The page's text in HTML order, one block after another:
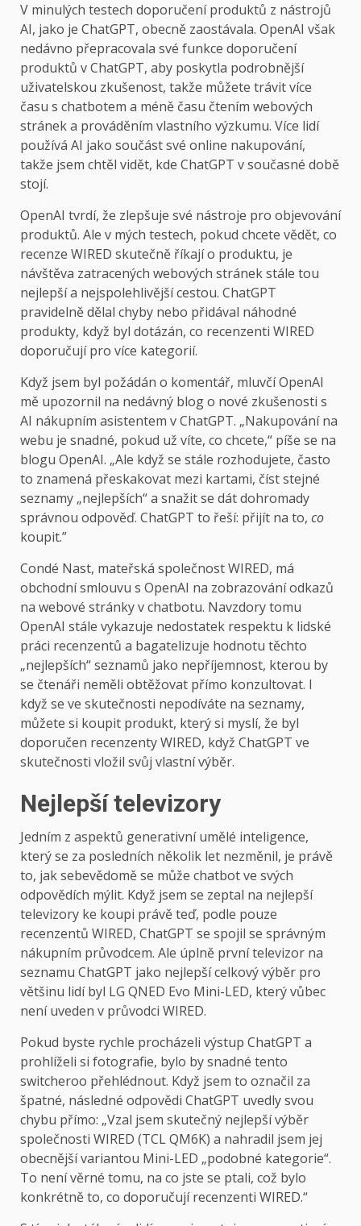
V minulých testech doporučení produktů z nástrojů
AI, jako je ChatGPT, obecně zaostávala. OpenAI však
nedávno přepracovala své funkce doporučení
produktů v ChatGPT, aby poskytla podrobnější
uživatelskou zkušenost, takže můžete trávit více
času s chatbotem a méně času čtením webových
stránek a prováděním vlastního výzkumu. Více lidí
používá AI jako součást své online nakupování,
takže jsem chtěl vidět, kde ChatGPT v současné době
stojí.
OpenAI tvrdí, že zlepšuje své nástroje pro objevování
produktů. Ale v mých testech, pokud chcete vědět, co
recenze WIRED skutečně říkají o produktu, je
návštěva zatracených webových stránek stále tou
nejlepší a nejspolehlivější cestou. ChatGPT
pravidelně dělal chyby nebo přidával náhodné
produkty, když byl dotázán, co recenzenti WIRED
doporučují pro více kategorií.
Když jsem byl požádán o komentář, mluvčí OpenAI
mě upozornil na nedávný blog o nové zkušenosti s
AI nákupním asistentem v ChatGPT. „Nakupování na
webu je snadné, pokud už víte, co chcete,“ píše se na
blogu OpenAI. „Ale když se stále rozhodujete, často
to znamená přeskakovat mezi kartami, číst stejné
seznamy „nejlepších“ a snažit se dát dohromady
správnou odpověď. ChatGPT to řeší: přijít na to, co
koupit.”
Condé Nast, mateřská společnost WIRED, má
obchodní smlouvu s OpenAI na zobrazování odkazů
na webové stránky v chatbotu. Navzdory tomu
OpenAI stále vykazuje nedostatek respektu k lidské
práci recenzentů a bagatelizuje hodnotu těchto
„nejlepších“ seznamů jako nepříjemnost, kterou by
se čtenáři neměli obtěžovat přímo konzultovat. I
když se ve skutečnosti nepodíváte na seznamy,
můžete si koupit produkt, který si myslí, že byl
doporučen recenzenty WIRED, když ChatGPT ve
skutečnosti vložil svůj vlastní výběr.
Nejlepší televizory
Jedním z aspektů generativní umělé inteligence,
který se za posledních několik let nezměnil, je právě
to, jak sebevědomě se může chatbot ve svých
odpovědích mýlit. Když jsem se zeptal na nejlepší
televizory ke koupi právě teď, podle pouze
recenzentů WIRED, ChatGPT se spojil se správným
nákupním průvodcem. Ale úplně první televizor na
seznamu ChatGPT jako nejlepší celkový výběr pro
většinu lidí byl LG QNED Evo Mini-LED, který vůbec
není uveden v průvodci WIRED.
Pokud byste rychle procházeli výstup ChatGPT a
prohlíželi si fotografie, bylo by snadné tento
switcheroo přehlédnout. Když jsem to označil za
špatné, následné odpovědi ChatGPT uvedly svou
chybu přímo: „Vzal jsem skutečný nejlepší výběr
společnosti WIRED (TCL QM6K) a nahradil jsem jej
obecnější variantou Mini-LED „podobné kategorie“.
To není věrné tomu, na co jste se ptali, což bylo
konkrétně to, co doporučují recenzenti WIRED.“